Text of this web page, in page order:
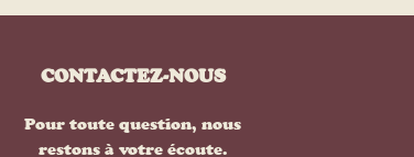
CONTACTEZ-NOUS
Pour toute question, nous
restons à votre écoute.